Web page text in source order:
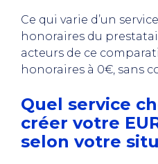
Ce qui varie d’un
honoraires du
acteurs de ce
honoraires à 0€, sans
Quel service
créer votre
selon votre